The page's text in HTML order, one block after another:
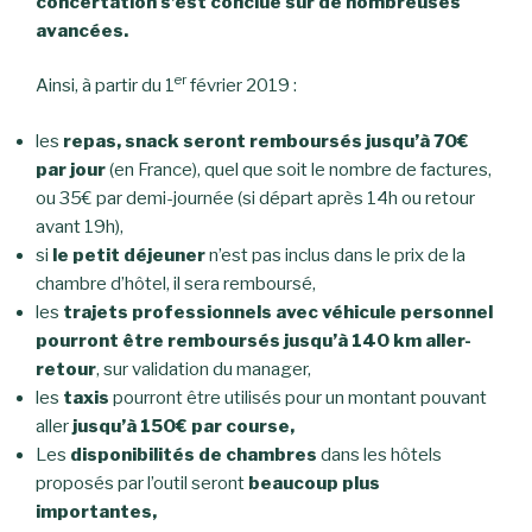
avancées.
Ainsi, à partir du 1erfévrier 2019 :
les repas, snack seront remboursés jusqu’à 70€
par jour(en France), quel que soit le nombre de factures,
ou 35€ par demi-journée (si départ après 14h ou retour
avant 19h),
si le petit déjeunern’est pas inclus dans le prix de la
chambre d’hôtel, il sera remboursé,
les trajets professionnels avec véhicule personnel
pourront être remboursés jusqu’à 140 km aller-
retour, sur validation du manager,
les taxis pourront être utilisés pour un montant pouvant
aller jusqu’à 150€ par course,
Les disponibilités de chambres dans les hôtels
proposés par l’outil seront beaucoup plus
importantes,